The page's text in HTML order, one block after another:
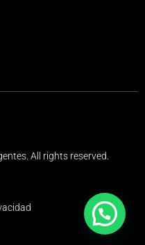
All rights reserved.